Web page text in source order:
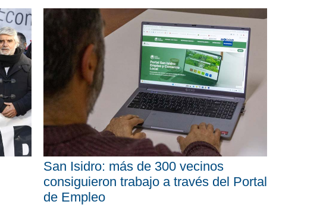
San Isidro: más de 300 vecinos
consiguieron trabajo a través del Portal
de Empleo